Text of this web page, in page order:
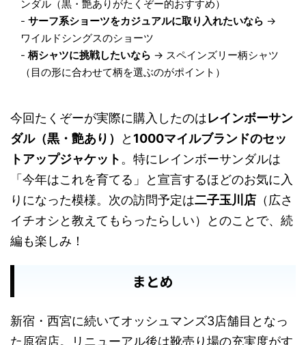
ンダル（黒・艶ありがたくぞー的おすすめ）
- サーフ系ショーツをカジュアルに取り入れたいなら →
ワイルドシングスのショーツ
- 柄シャツに挑戦したいなら → スペインズリー柄シャツ
（目の形に合わせて柄を選ぶのがポイント）
今回たくぞーが実際に購入したのはレインボーサン
ダル（黒・艶あり）
と 1000マイルブランドのセッ
トアップジャケット 。特にレインボーサンダルは
「今年はこれを育てる」と宣言するほどのお気に入
りになった模様。次の訪問予定は二子玉川店 （広さ
イチオシと教えてもらったらしい）とのことで、続
編も楽しみ！
まとめ
新宿・西宮に続いてオッシュマンズ3店舗目となっ
た原宿店。リニューアル後は靴売り場の充実度がす